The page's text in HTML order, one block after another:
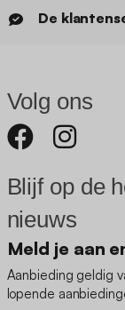
De
Volg ons
Blijf op de
nieuws
Meld je aan
Aanbieding geldig
lopende